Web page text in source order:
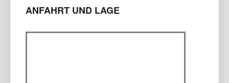
ANFAHRT UND LAGE